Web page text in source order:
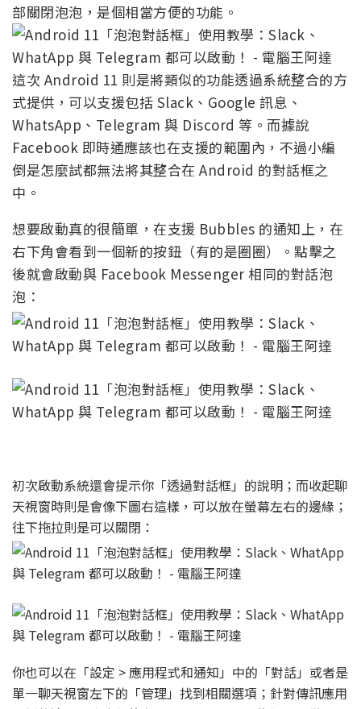
部關閉泡泡，是個相當方便的功能。
這次 Android 11 則是將類似的功能透過系統整合的方
式提供，可以支援包括 Slack、Google 訊息、
WhatsApp、Telegram 與 Discord 等。而據說
Facebook 即時通應該也在支援的範圍內，不過小編
倒是怎麼試都無法將其整合在 Android 的對話框之
中。
想要啟動真的很簡單，在支援 Bubbles 的通知上，在
右下角會看到一個新的按鈕（有的是圈圈）。點擊之
後就會啟動與 Facebook Messenger 相同的對話泡
泡：
初次啟動系統還會提示你「透過對話框」的說明；而收起聊
天視窗時則是會像下圖右這樣，可以放在螢幕左右的邊緣；
往下拖拉則是可以關閉：
你也可以在「設定 > 應用程式和通知」中的「對話」或者是
單一聊天視窗左下的「管理」找到相關選項；針對傳訊應用